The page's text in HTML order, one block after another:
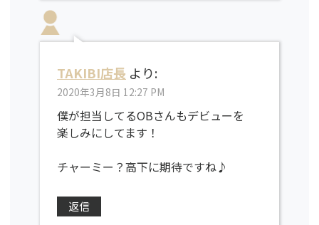
TAKIBI店長 より:
2020年3月8日 12:27 PM
僕が担当してるOBさんもデビューを
楽しみにしてます！
チャーミー？高下に期待ですね♪
返信